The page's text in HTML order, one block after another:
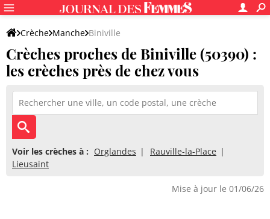
Crèche Manche Biniville
Crèches proches de Biniville (50390) :
les crèches près de chez vous
Voir les crèches à : Orglandes
Rauville-la-Place
Lieusaint
Mise à jour le 01/06/26